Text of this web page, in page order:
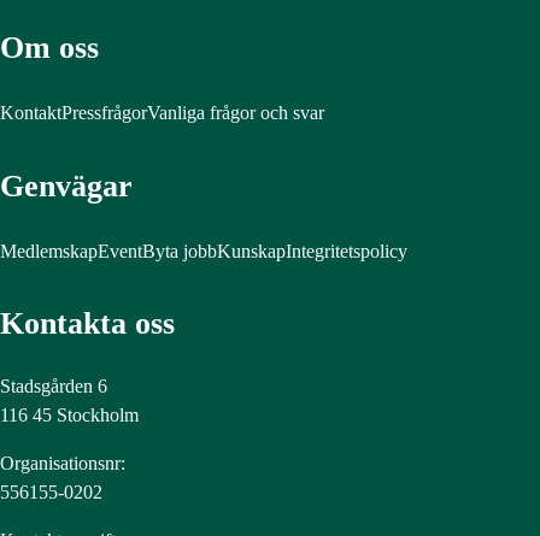
Om oss
KontaktPressfrågorVanliga frågor och svar
Genvägar
MedlemskapEventByta jobbKunskapIntegritetspolicy
Kontakta oss
Stadsgården 6
116 45 Stockholm
Organisationsnr:
556155-0202